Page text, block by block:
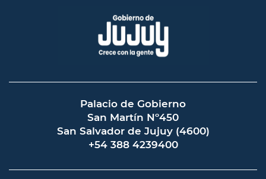
Palacio de Gobierno
San Martín Nº450
San Salvador de Jujuy (4600)
+54 388 4239400